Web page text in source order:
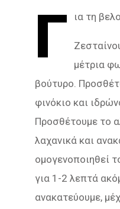
Γ ια τη
μέτρια
βούτυρο.
φινόκιο και
Προσθέτουμε το
λαχανικά και
ομογενοποιηθεί
για 1-2 λεπτά
ανακατεύουμε,